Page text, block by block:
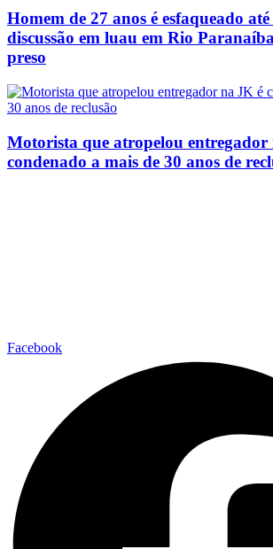
Homem de 27 anos é esfaqueado
discussão em luau em Rio
preso
Motorista que atropelou entregador
condenado a mais de 30 anos de
Facebook